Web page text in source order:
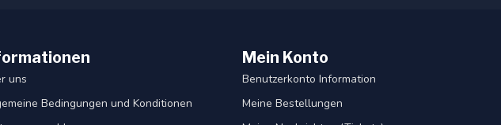
uns
Bedingungen und Konditionen
Mein Konto
Benutzerkonto Information
Meine Bestellungen